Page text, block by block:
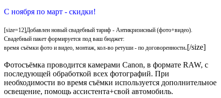
С ноября по март - скидки!
[size=12]Добавлен новый свадебный тариф - Антикризисный (фото+видео).
Свадебный пакет формируется под ваш бюджет:
время съёмки фото и видео, монтаж, кол-во ретуши - по договоренности.[/size]
Фотосъёмка проводится камерами Canon, в формате RAW, с
последующей обработкой всех фотографий. При
необходимости во время съёмки используется дополнительное
освещение, помощь ассистента+свой автомобиль.